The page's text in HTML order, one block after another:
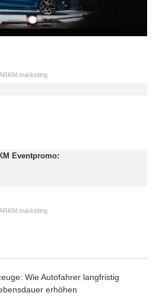
Eventpromo:
Wie Autofahrer langfristig
erhöhen